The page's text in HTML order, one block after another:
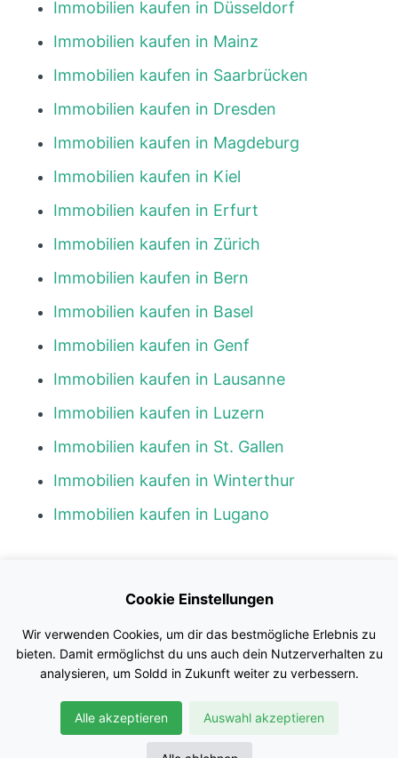
Immobilien kaufen in Düsseldorf
Immobilien kaufen in Mainz
Immobilien kaufen in Saarbrücken
Immobilien kaufen in Dresden
Immobilien kaufen in Magdeburg
Immobilien kaufen in Kiel
Immobilien kaufen in Erfurt
Immobilien kaufen in Zürich
Immobilien kaufen in Bern
Immobilien kaufen in Basel
Immobilien kaufen in Genf
Immobilien kaufen in Lausanne
Immobilien kaufen in Luzern
Immobilien kaufen in St. Gallen
Immobilien kaufen in Winterthur
Immobilien kaufen in Lugano
Impressum
Nutzungsbedingungen
Datenschutz
© Soldd GmbH
Cookie Einstellungen
Wir verwenden Cookies, um dir das bestmögliche Erlebnis zu
bieten. Damit ermöglichst du uns auch dein Nutzerverhalten zu
analysieren, um Soldd in Zukunft weiter zu verbessern.
Alle akzeptieren Auswahl akzeptieren